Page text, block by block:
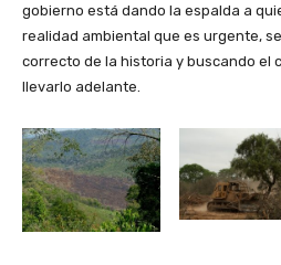
gobierno está dando la espalda a
realidad ambiental que es urgente,
correcto de la historia y buscando el
llevarlo adelante.